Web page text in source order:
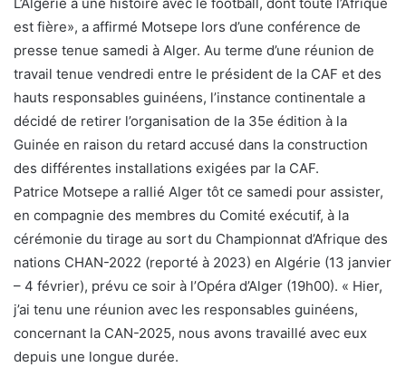
L’Algérie a une histoire avec le football, dont toute l’Afrique
est fière», a affirmé Motsepe lors d’une conférence de
presse tenue samedi à Alger. Au terme d’une réunion de
travail tenue vendredi entre le président de la CAF et des
hauts responsables guinéens, l’instance continentale a
décidé de retirer l’organisation de la 35e édition à la
Guinée en raison du retard accusé dans la construction
des différentes installations exigées par la CAF.
Patrice Motsepe a rallié Alger tôt ce samedi pour assister,
en compagnie des membres du Comité exécutif, à la
cérémonie du tirage au sort du Championnat d’Afrique des
nations CHAN-2022 (reporté à 2023) en Algérie (13 janvier
– 4 février), prévu ce soir à l’Opéra d’Alger (19h00). « Hier,
j’ai tenu une réunion avec les responsables guinéens,
concernant la CAN-2025, nous avons travaillé avec eux
depuis une longue durée.